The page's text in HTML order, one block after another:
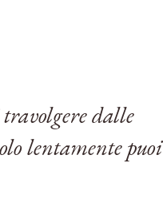
dalle
lentamente puoi